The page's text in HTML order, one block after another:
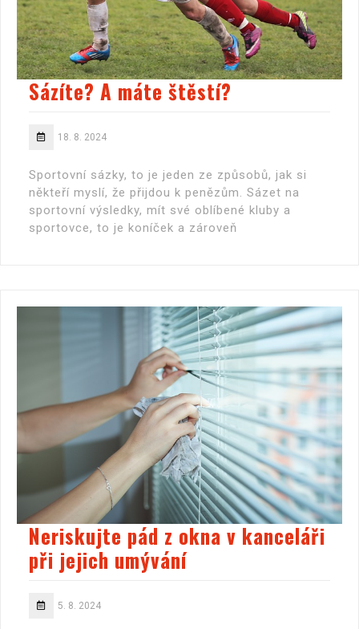
Sázíte? A máte štěstí?
18. 8. 2024
Sportovní sázky, to je jeden ze způsobů, jak si
někteří myslí, že přijdou k penězům. Sázet na
sportovní výsledky, mít své oblíbené kluby a
sportovce, to je koníček a zároveň
Neriskujte pád z okna v kanceláři
při jejich umývání
5. 8. 2024